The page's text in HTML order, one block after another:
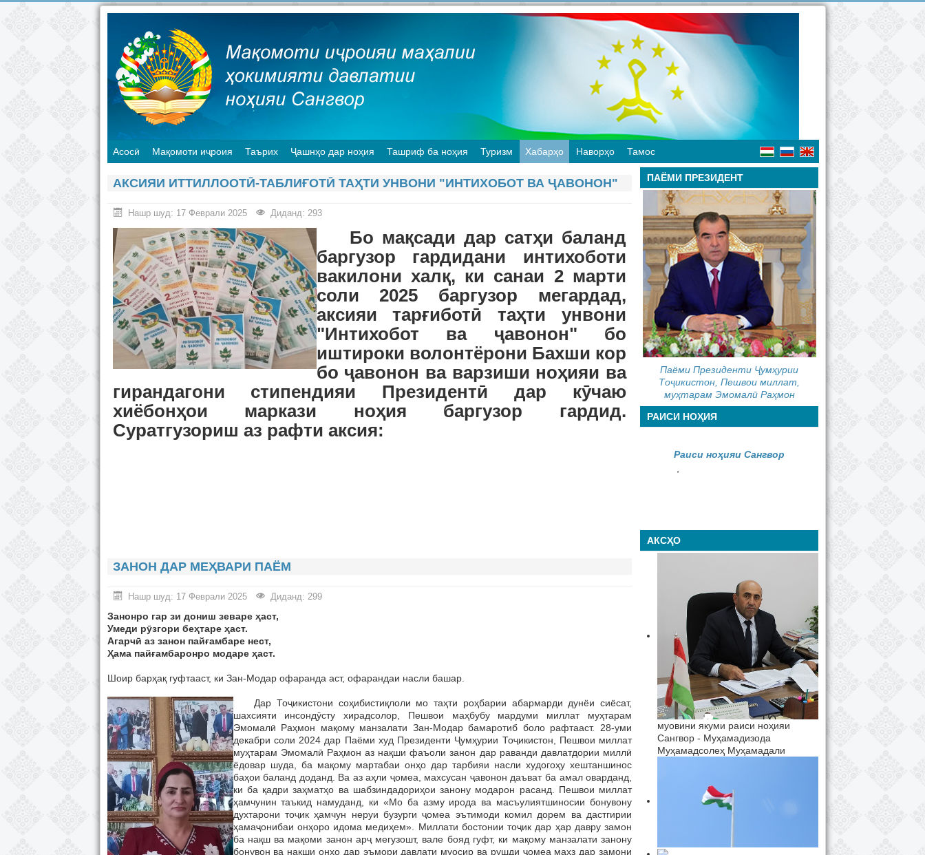
Асосӣ Мақомоти иҷроия Таърих Ҷашнҳо дар ноҳия Ташриф ба ноҳия Туризм Хабарҳо Наворҳо Тамос
АКСИЯИ ИТТИЛЛООТӢ-ТАБЛИҒОТӢ ТАҲТИ УНВОНИ "ИНТИХОБОТ ВА ҶАВОНОН"
Нашр шуд: 17 Феврали 2025 Диданд: 293
Бо мақсади дар сатҳи баланд
баргузор гардидани интихоботи
вакилони халқ, ки санаи 2 марти
соли 2025 баргузор мегардад,
аксияи тарғиботӣ таҳти унвони
"Интихобот ва ҷавонон" бо
иштироки волонтёрони Бахши кор
бо ҷавонон ва варзиши ноҳияи ва
гирандагони стипендияи Президентӣ дар кӯчаю
хиёбонҳои маркази ноҳия баргузор гардид.
Суратгузориш аз рафти аксия:
ЗАНОН ДАР МЕҲВАРИ ПАЁМ
Нашр шуд: 17 Феврали 2025 Диданд: 299
Занонро гар зи дониш зеваре ҳаст,
Умеди рӯзгори беҳтаре ҳаст.
Агарчӣ аз занон пайғамбаре нест,
Ҳама пайғамбаронро модаре ҳаст.
Шоир барҳақ гуфтааст, ки Зан-Модар офаранда аст, офарандаи насли башар.
Дар Тоҷикистони соҳибистиқлоли мо таҳти роҳбарии абармарди дунёи сиёсат,
шахсияти инсондӯсту хирадсолор, Пешвои маҳбубу мардуми миллат муҳтарам
Эмомалӣ Раҳмон мақому манзалати Зан-Модар бамаротиб боло рафтааст. 28-уми
декабри соли 2024 дар Паёми худ Президенти Ҷумҳурии Тоҷикистон, Пешвои миллат
муҳтарам Эмомалӣ Раҳмон аз нақши фаъоли занон дар раванди давлатдории миллӣ
ёдовар шуда, ба мақому мартабаи онҳо дар тарбияи насли худогоҳу хештаншинос
баҳои баланд доданд. Ва аз аҳли ҷомеа, махсусан ҷавонон даъват ба амал оварданд,
ки ба қадри заҳматҳо ва шабзиндадориҳои занону модарон расанд. Пешвои миллат
ҳамчунин таъкид намуданд, ки «Мо ба азму ирода ва масъулиятшиносии бонувону
духтарони тоҷик ҳамчун неруи бузурги ҷомеа эътимоди комил дорем ва дастгирии
ҳамаҷонибаи онҳоро идома медиҳем». Миллати бостонии тоҷик дар ҳар давру замон
ба нақш ва мақоми занон арҷ мегузошт, вале бояд гуфт, ки мақому манзалати занону
бонувон ва нақши онҳо дар эъмори давлати муосир ва рушди ҷомеа маҳз дар замони
ПАЁМИ ПРЕЗИДЕНТ
Паёми Президенти Ҷумҳурии
Тоҷикистон, Пешвои миллат,
муҳтарам Эмомалӣ Раҳмон
РАИСИ НОҲИЯ
Раиси ноҳияи Сангвор
,
АКСҲО
муовини якуми раиси ноҳияи
Сангвор - Муҳамадизода
Муҳамадсолеҳ Муҳамадали